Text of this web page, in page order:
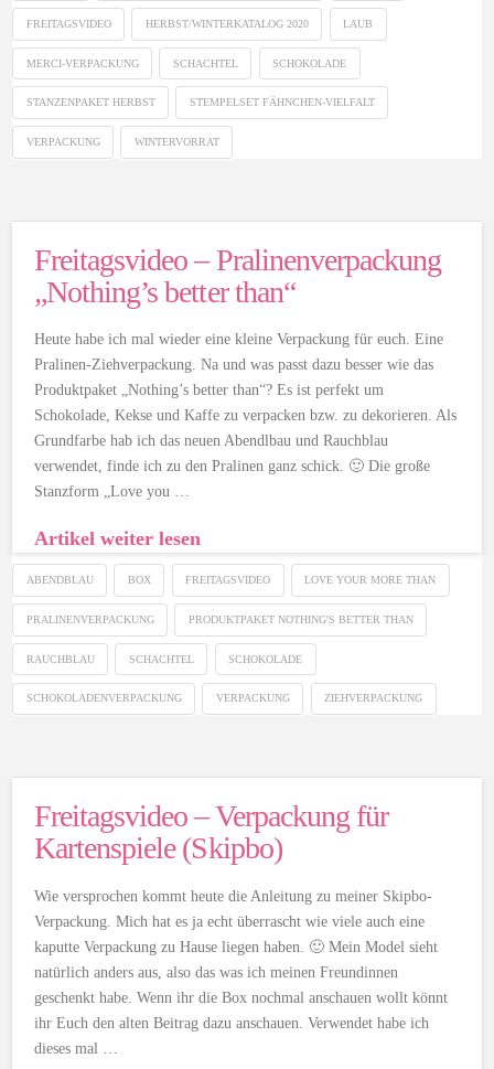
FREITAGSVIDEO HERBST/WINTERKATALOG 2020 LAUB
MERCI-VERPACKUNG SCHACHTEL SCHOKOLADE
STANZENPAKET HERBST STEMPELSET FÄHNCHEN-VIELFALT
VERPACKUNG WINTERVORRAT
Freitagsvideo – Pralinenverpackung
„Nothing’s better than“
Heute habe ich mal wieder eine kleine Verpackung für euch. Eine
Pralinen-Ziehverpackung. Na und was passt dazu besser wie das
Produktpaket „Nothing’s better than“? Es ist perfekt um
Schokolade, Kekse und Kaffe zu verpacken bzw. zu dekorieren. Als
Grundfarbe hab ich das neuen Abendlbau und Rauchblau
verwendet, finde ich zu den Pralinen ganz schick. 🙂 Die große
Stanzform „Love you …
Artikel weiter lesen
ABENDBLAU BOX FREITAGSVIDEO LOVE YOUR MORE THAN
PRALINENVERPACKUNG PRODUKTPAKET NOTHING'S BETTER THAN
RAUCHBLAU SCHACHTEL SCHOKOLADE
SCHOKOLADENVERPACKUNG VERPACKUNG ZIEHVERPACKUNG
Freitagsvideo – Verpackung für
Kartenspiele (Skipbo)
Wie versprochen kommt heute die Anleitung zu meiner Skipbo-
Verpackung. Mich hat es ja echt überrascht wie viele auch eine
kaputte Verpackung zu Hause liegen haben. 🙂 Mein Model sieht
natürlich anders aus, also das was ich meinen Freundinnen
geschenkt habe. Wenn ihr die Box nochmal anschauen wollt könnt
ihr Euch den alten Beitrag dazu anschauen. Verwendet habe ich
dieses mal …